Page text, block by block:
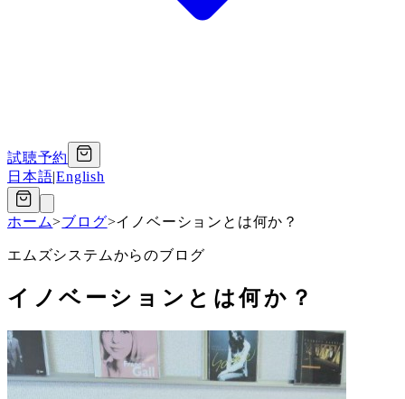
試聴予約
日本語|English
ホーム>ブログ>イノベーションとは何か？
エムズシステムからのブログ
イノベーションとは何か？